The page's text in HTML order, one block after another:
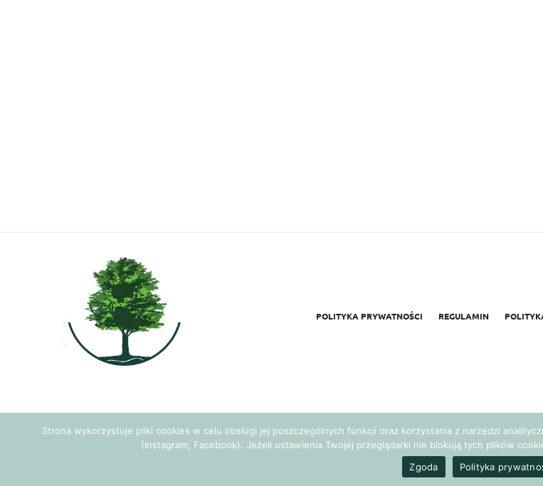
POLITYKA PRYWATNOŚCI REGULAMIN
Realizacja: Agencja Marketingowa
Strona wykorzystuje pliki cookies w celu obsługi jej poszczególnych funkcji oraz korzystania z narzędzi
(Instagram, Facebook). Jeżeli ustawienia Twojej przeglądarki nie blokują tych plików
Zgoda
Polityka